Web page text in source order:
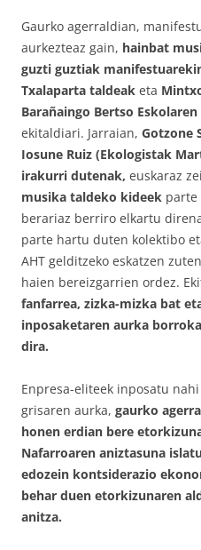
Gaurko agerraldian,
aurkezteaz gain, hainbat
guzti guztiak
Txalaparta taldeak eta
Barañaingo Bertso Eskolaren
ekitaldiari. Jarraian, Gotzone
Iosune Ruiz (Ekologistak
irakurri dutenak, euskaraz
musika taldeko kideek
berariaz berriro elkartu
parte hartu duten kolektibo
AHT gelditzeko eskatzen
haien bereizgarrien ordez.
fanfarrea, zizka-mizka bat
inposaketaren aurka
dira.
Enpresa-eliteek inposatu
grisaren aurka, gaurko
honen erdian bere
Nafarroaren aniztasuna
edozein kontsiderazio
behar duen etorkizunaren
anitza.